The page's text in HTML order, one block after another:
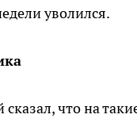
уволился.
что на